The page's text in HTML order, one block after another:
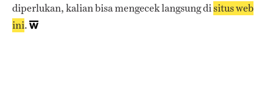
diperlukan, kalian bisa mengecek langsung disitus web
ini.